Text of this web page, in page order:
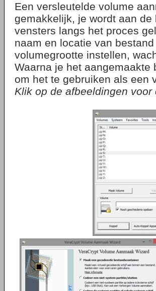
Een versleutelde volume
gemakkelijk, je wordt aan
vensters langs het proces
naam en locatie van
volumegrootte instellen,
Waarna je het
om het te gebruiken als een
Klik op de afbeeldingen